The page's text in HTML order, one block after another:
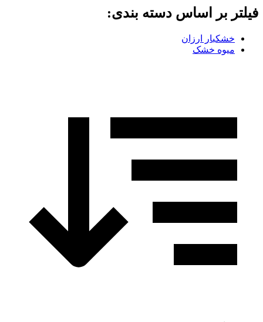
فیلتر بر اساس دسته بندی:
خشکبار ارزان
میوه خشک